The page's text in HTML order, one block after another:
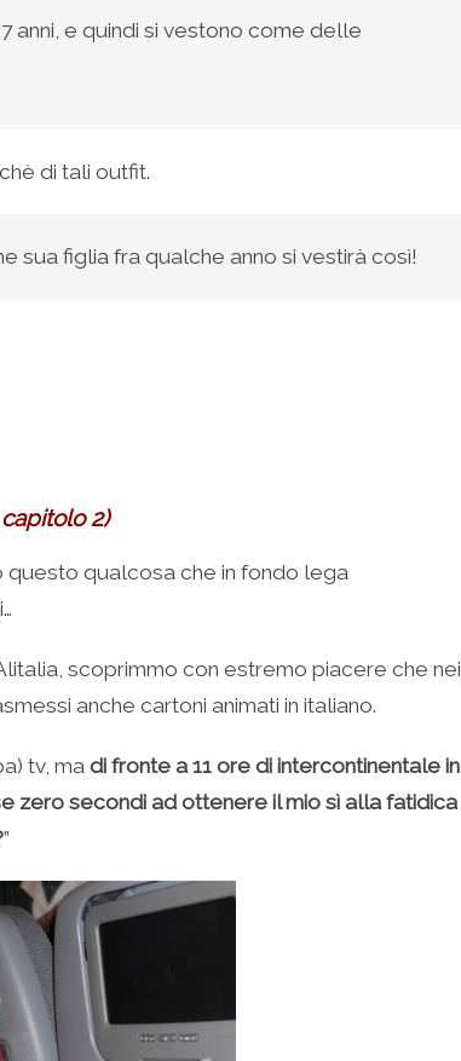
anni, e quindi si vestono come delle
di tali outfit.
sua figlia fra qualche anno si vestirà così!
2)
questo qualcosa che in fondo lega
scoprimmo con estremo piacere che nei
anche cartoni animati in italiano.
tv, madi fronte a 11 ore di intercontinentale in
zero secondi ad ottenere il mio sì alla fatidica
”